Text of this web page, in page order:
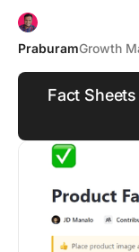
PraburamGrowth
Fact